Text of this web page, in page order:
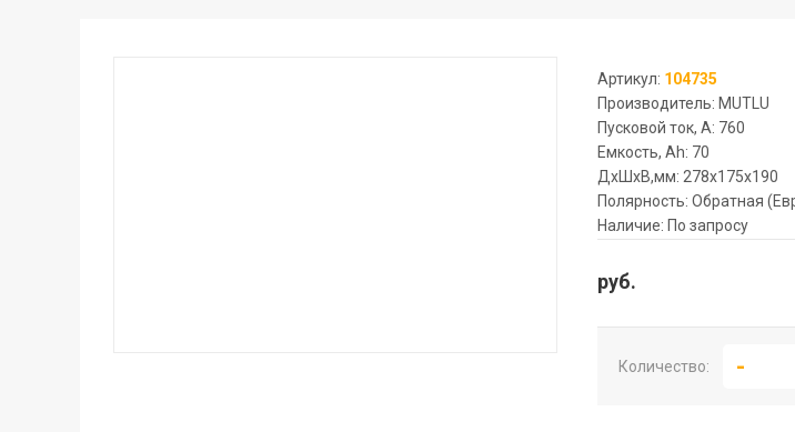
Артикул: 104735
Производитель: MUTLU
Пусковой ток, А: 760
Емкость, Ah: 70
ДхШхВ,мм: 278x175x190
Полярность: Обратная
Наличие: По запросу
руб.
Количество: